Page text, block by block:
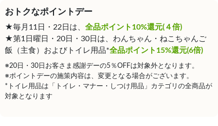
おトクなポイントデー
★毎月11日・22日は、 全品ポイント10%還元(４倍)
★第1日曜日・20日・30日は、わんちゃん・ねこちゃんご
飯（主食）およびトイレ用品*全品ポイント15%還元(6倍)
※20日・30日お客さま感謝デーの5％OFFは対象外となります。
※ポイントデーの施策内容は、変更となる場合がございます。
*トイレ用品は「トイレ・マナー・しつけ用品」カテゴリの全商品が
対象となります